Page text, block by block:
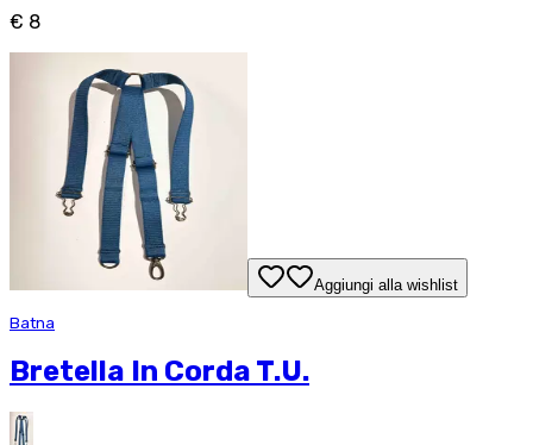
€ 8
Aggiungi alla wishlist
Batna
Bretella In Corda T.U.